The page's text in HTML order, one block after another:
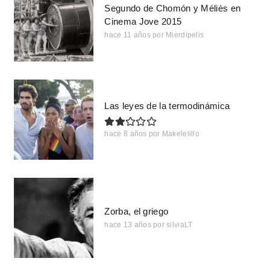
Segundo de Chomón y Méliès en
Cinema Jove 2015
hace 11 años por Mierdipelis
Las leyes de la termodinámica
hace 8 años por Makelelillo
Zorba, el griego
hace 13 años por silviaLT